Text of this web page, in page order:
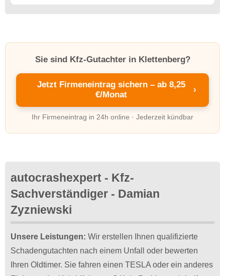
Sie sind Kfz-Gutachter in Klettenberg?
Jetzt Firmeneintrag sichern – ab 8,25
€/Monat
›
Ihr Firmeneintrag in 24h online · Jederzeit kündbar
autocrashexpert - Kfz-
Sachverständiger - Damian
Zyzniewski
Unsere Leistungen: Wir erstellen Ihnen qualifizierte
Schadengutachten nach einem Unfall oder bewerten
Ihren Oldtimer. Sie fahren einen TESLA oder ein anderes